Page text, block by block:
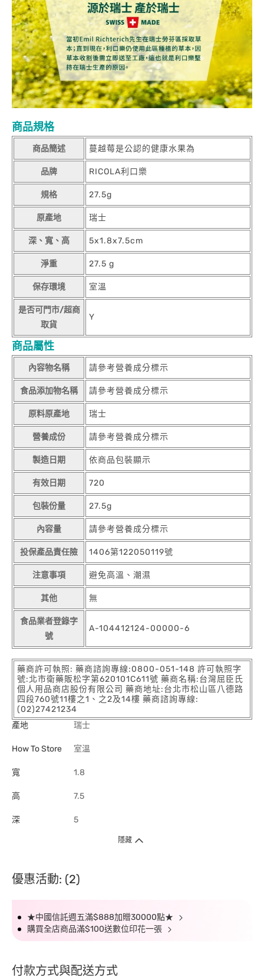
商品規格
商品簡述 蔓越莓是公認的健康水果為
品牌 RICOLA利口樂
規格 27.5g
原產地 瑞士
深、寬、高 5x1.8x7.5cm
淨重 27.5 g
保存環境 室溫
是否可門市/超商
取貨
Y
商品屬性
內容物名稱 請參考營養成分標示
食品添加物名稱 請參考營養成分標示
原料原產地 瑞士
營養成份 請參考營養成分標示
製造日期 依商品包裝顯示
有效日期 720
包裝份量 27.5g
內容量 請參考營養成分標示
投保產品責任險 1406第122050119號
注意事項 避免高溫、潮濕
其他 無
食品業者登錄字
號
A-104412124-00000-6
藥商許可執照: 藥商諮詢專線:0800-051-148 許可執照字
號:北市衛藥販松字第620101C611號 藥商名稱:台灣屈臣氏
個人用品商店股份有限公司 藥商地址:台北市松山區八德路
四段760號11樓之1、之2及14樓 藥商諮詢專線:
(02)27421234
產地
瑞士
How To Store 室溫
寬 1.8
高 7.5
深 5
隱藏
優惠活動: (2)
★中國信託週五滿$888加贈30000點★
購買全店商品滿$100送數位印花一張
付款方式與配送方式